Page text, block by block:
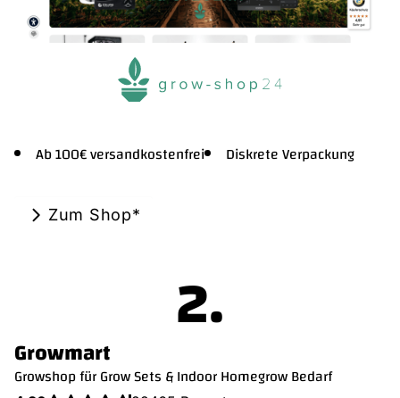
Ab 100€ versandkostenfrei Diskrete Verpackung
Zum Shop*
.
Growmart
Growshop für Grow Sets & Indoor Homegrow Bedarf